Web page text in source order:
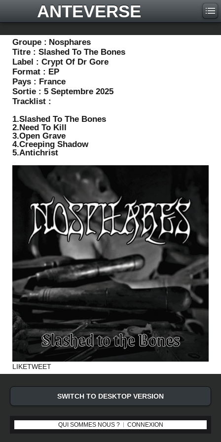
ANTEVERSE
Groupe : Nosphares
Titre : Slashed To The Bones
Label : Crypt Of Dr Gore
Format : EP
Pays : France
Sortie : 5 Septembre 2025
Tracklist :
1.Slashed To The Bones
2.Need To Kill
3.Open Grave
4.Creeping Shadow
5.Antichrist
LIKETWEET
SWITCH TO DESKTOP VERSION
QUI SOMMES NOUS ? CONNEXION